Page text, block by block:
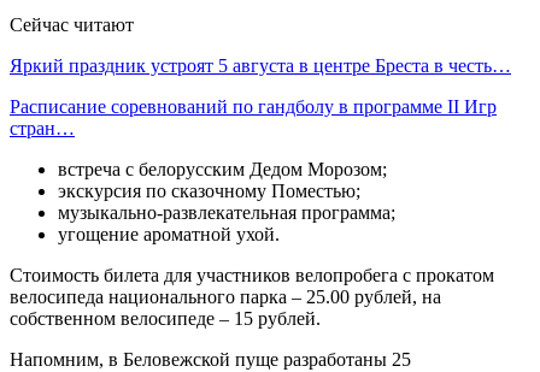
Сейчас читают
Яркий праздник устроят 5 августа в центре Бреста в честь…
Расписание соревнований по гандболу в программе II Игр
стран…
встреча с белорусским Дедом Морозом;
экскурсия по сказочному Поместью;
музыкально-развлекательная программа;
угощение ароматной ухой.
Стоимость билета для участников велопробега с прокатом
велосипеда национального парка – 25.00 рублей, на
собственном велосипеде – 15 рублей.
Напомним, в Беловежской пуще разработаны 25